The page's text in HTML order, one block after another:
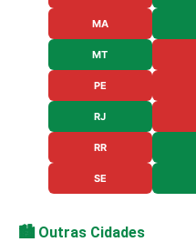
MA
MT
PE
RJ
RR
SE
🏙️ Outras Cidades